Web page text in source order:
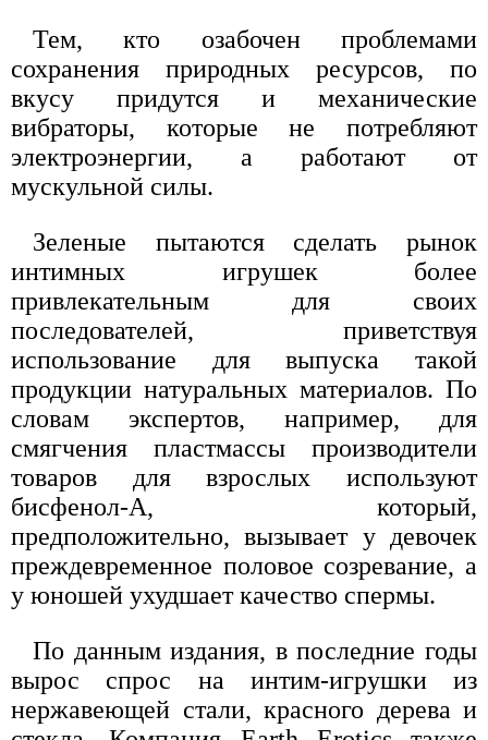
Тем, кто озабочен проблемами
сохранения природных ресурсов, по
вкусу придутся и механические
вибраторы, которые не потребляют
электроэнергии, а работают от
мускульной силы.
Зеленые пытаются сделать рынок
интимных игрушек более
привлекательным для своих
последователей, приветствуя
использование для выпуска такой
продукции натуральных материалов. По
словам экспертов, например, для
смягчения пластмассы производители
товаров для взрослых используют
бисфенол-А, который,
предположительно, вызывает у девочек
преждевременное половое созревание, а
у юношей ухудшает качество спермы.
По данным издания, в последние годы
вырос спрос на интим-игрушки из
нержавеющей стали, красного дерева и